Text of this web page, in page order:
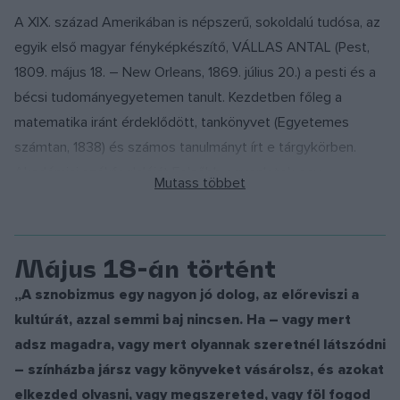
a földrajz különböző ágairól. Legjelentősebbek barlangászati
kutatásai és írásai. Az egész Monarchia területén végezte
vizsgálatait; fő kutatási területei a szlovéniai karsztvidéken,
a Bihar-hegységben és a Baradla- valamint az Abaligeti
barlangvidéken voltak. Számos barlangot elsőként járt be,
térképezett fel és írt le, bonyolult vízrajzi összefüggéseket
Magyar Szabadalmi Hivatal (Források: Magyar
Tudóslexikon A-tól Zs-ig, Magyar Életrajzi Lexikon)
A XIX. század Amerikában is népszerű, sokoldalú tudósa, az
egyik első magyar fényképkészítő, VÁLLAS ANTAL (Pest,
1809. május 18. – New Orleans, 1869. július 20.) a pesti és a
bécsi tudományegyetemen tanult. Kezdetben főleg a
matematika iránt érdeklődött, tankönyvet (Egyetemes
számtan, 1838) és számos tanulmányt írt e tárgykörben.
földrajzi kézikönyvet Az égi és földtekék használata címmel
1838-ban. Az ő nevéhez fűződik az első magyarországi
gazdasági, kereskedelmi és ipari szakfolyóirat, a Heti lap
megindítása. Minden műszaki újdonság érdekelte, így az
akkoriban szenzációnak számító dagerrotípia készítés is – a
Május 18-án történt
„A sznobizmus egy nagyon jó dolog, az előreviszi a
kultúrát, azzal semmi baj nincsen. Ha – vagy mert
adsz magadra, vagy mert olyannak szeretnél látszódni
– színházba jársz vagy könyveket vásárolsz, és azokat
elkezded olvasni, vagy megszereted, vagy föl fogod